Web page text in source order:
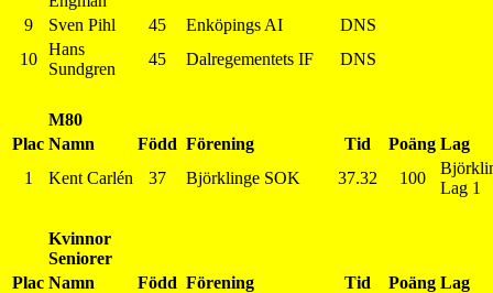
9
Sven Pihl 45 Enköpings AI
DNS
10
Hans
Sundgren
45 Dalregementets IF DNS
M80
Plac Namn Född Förening Tid Poäng Lag
1
Kent Carlén 37 Björklinge SOK 37.32 100
Lag 1
Kvinnor
Seniorer
Plac Namn Född Förening Tid Poäng Lag